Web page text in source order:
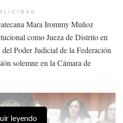
Mara Irommy Muñoz
como Jueza de Distrito en
Poder Judicial de la Federación
solemne en la Cámara de
leyendo